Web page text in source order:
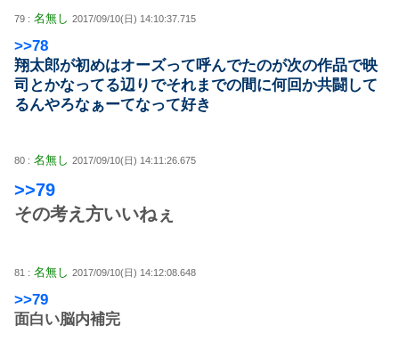
79 : 名無し 2017/09/10(日) 14:10:37.715
>>78
翔太郎が初めはオーズって呼んでたのが次の作品で映
司とかなってる辺りでそれまでの間に何回か共闘して
るんやろなぁーてなって好き
80 : 名無し 2017/09/10(日) 14:11:26.675
>>79
その考え方いいねぇ
81 : 名無し 2017/09/10(日) 14:12:08.648
>>79
面白い脳内補完